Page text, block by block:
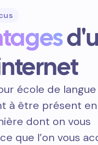
école de
à être présent
dont on vous
que l’on vous